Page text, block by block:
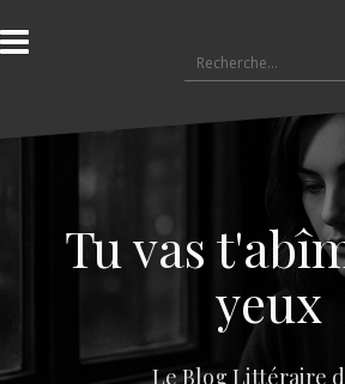
l
a
e
e
Tu vas
yeux
Le Blog Littéraire